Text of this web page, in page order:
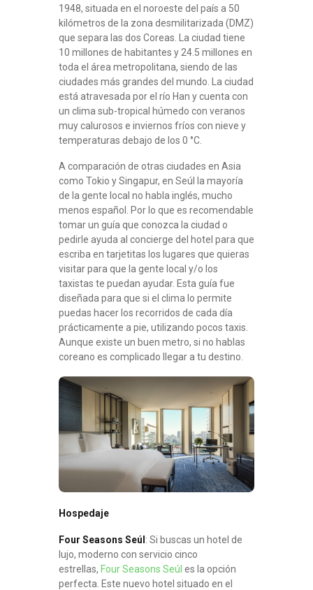
1948, situada en el noroeste del país a 50
kilómetros de la zona desmilitarizada (DMZ)
que separa las dos Coreas. La ciudad tiene
10 millones de habitantes y 24.5 millones en
toda el área metropolitana, siendo de las
ciudades más grandes del mundo. La ciudad
está atravesada por el río Han y cuenta con
un clima sub-tropical húmedo con veranos
muy calurosos e inviernos fríos con nieve y
temperaturas debajo de los 0 °C.
A comparación de otras ciudades en Asia
como Tokio y Singapur, en Seúl la mayoría
de la gente local no habla inglés, mucho
menos español. Por lo que es recomendable
tomar un guía que conozca la ciudad o
pedirle ayuda al concierge del hotel para que
escriba en tarjetitas los lugares que quieras
visitar para que la gente local y/o los
taxistas te puedan ayudar. Esta guía fue
diseñada para que si el clima lo permite
puedas hacer los recorridos de cada día
prácticamente a pie, utilizando pocos taxis.
Aunque existe un buen metro, si no hablas
coreano es complicado llegar a tu destino.
Hospedaje
Four Seasons Seúl : Si buscas un hotel de
lujo, moderno con servicio cinco
estrellas, Four Seasons Seúl es la opción
perfecta. Este nuevo hotel situado en el